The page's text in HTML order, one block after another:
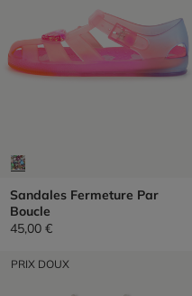
Sandales Fermeture Par
Boucle
45,00 €
PRIX DOUX